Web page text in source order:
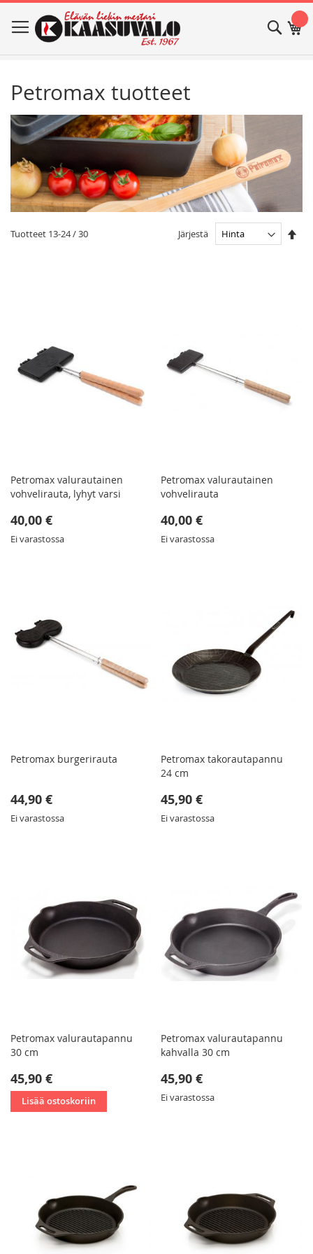
to
Content
Haku
Petromax tuotteet
Tuotteet 13-24/30 Järjestä
Petromax valurautainen
vohvelirauta, lyhyt varsi
40,00 €
Ei varastossa
Petromax valurautainen
vohvelirauta
40,00 €
Ei varastossa
Petromax burgerirauta
44,90 €
Ei varastossa
Petromax takorautapannu
24 cm
45,90 €
Ei varastossa
Petromax valurautapannu
30 cm
45,90 €
Lisää ostoskoriin
Petromax valurautapannu
kahvalla 30 cm
45,90 €
Ei varastossa